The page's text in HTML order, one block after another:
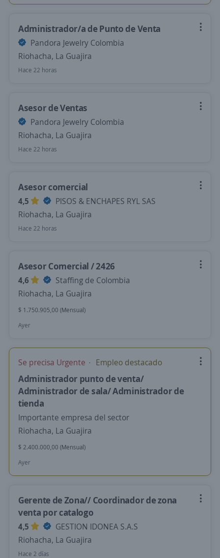
Administrador/a de Punto de Venta
Pandora Jewelry Colombia
Riohacha, La Guajira
Hace 22 horas
Asesor de Ventas
Pandora Jewelry Colombia
Riohacha, La Guajira
Hace 22 horas
Asesor comercial
4,5
PISOS & ENCHAPES RYL SAS
Riohacha, La Guajira
Hace 22 horas
Asesor Comercial / 2426
4,6
Staffing de Colombia
Riohacha, La Guajira
$ 1.750.905,00 (Mensual)
Ayer
Se precisa Urgente Empleo destacado
Administrador punto de venta/
Administrador de sala/ Administrador de
tienda
Importante empresa del sector
Riohacha, La Guajira
$ 2.400.000,00 (Mensual)
Ayer
Gerente de Zona// Coordinador de zona
venta por catalogo
4,5
GESTION IDONEA S.A.S
Riohacha, La Guajira
Hace 2 días